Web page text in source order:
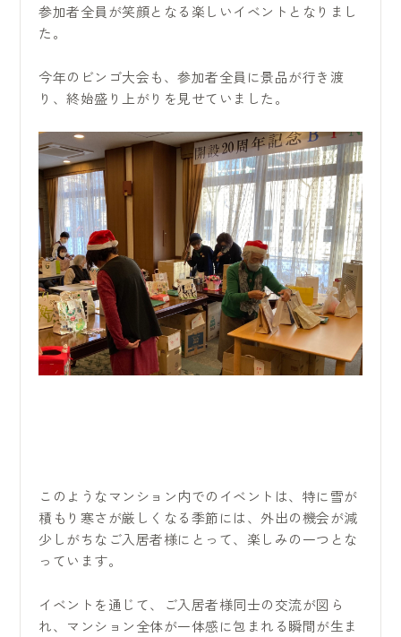
参加者全員が笑顔となる楽しいイベントとなりまし
た。
今年のビンゴ大会も、参加者全員に景品が行き渡
り、終始盛り上がりを見せていました。
このようなマンション内でのイベントは、特に雪が
積もり寒さが厳しくなる季節には、外出の機会が減
少しがちなご入居者様にとって、楽しみの一つとな
っています。
イベントを通じて、ご入居者様同士の交流が図ら
れ、マンション全体が一体感に包まれる瞬間が生ま